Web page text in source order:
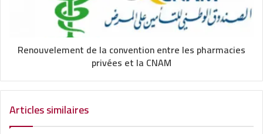
Renouvelement de la convention entre les pharmacies
privées et la CNAM
Articles similaires